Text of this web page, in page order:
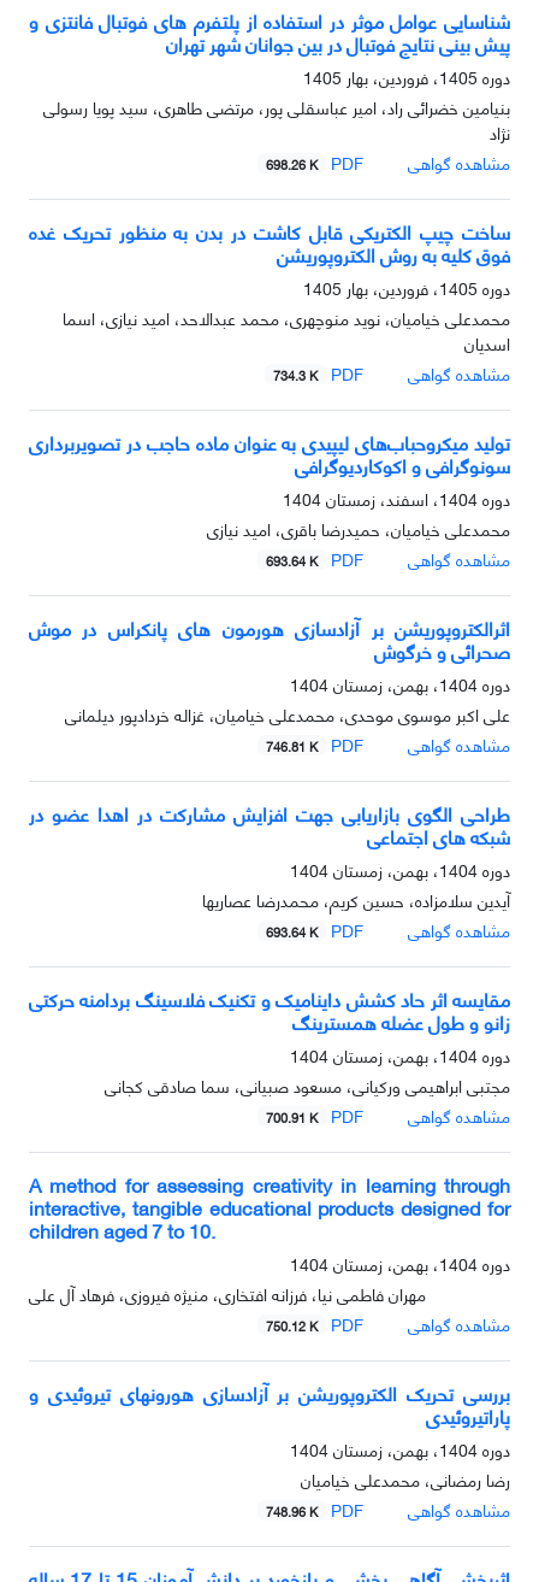
شناسایی عوامل موثر در استفاده از پلتفرم های فوتبال فانتزی و
پیش بینی نتایج فوتبال در بین جوانان شهر تهران
دوره 1405، فروردین، بهار 1405
بنیامین خضرائی راد، امیر عباسقلی پور، مرتضی طاهری، سید پویا رسولی
نژاد
مشاهده گواهی
PDF
698.26 K
ساخت چیپ الکتریکی قابل کاشت در بدن به منظور تحریک غده
فوق کلیه به روش الکتروپوریشن
دوره 1405، فروردین، بهار 1405
محمدعلی خیامیان، نوید منوچهری، محمد عبدالاحد، امید نیازی، اسما
اسدیان
مشاهده گواهی
PDF
734.3 K
تولید میکروحباب‌های لیپیدی به عنوان ماده حاجب در تصویربرداری
سونوگرافی و اکوکاردیوگرافی
دوره 1404، اسفند، زمستان 1404
محمدعلی خیامیان، حمیدرضا باقری، امید نیازی
مشاهده گواهی
PDF
693.64 K
اثرالکتروپوریشن بر آزادسازی هورمون های پانکراس در موش
صحرائی و خرگوش
دوره 1404، بهمن، زمستان 1404
علی اکبر موسوی موحدی، محمدعلی خیامیان، غزاله خردادپور دیلمانی
مشاهده گواهی
PDF
746.81 K
طراحی الگوی بازاریابی جهت افزایش مشارکت در اهدا عضو در
شبکه های اجتماعی
دوره 1404، بهمن، زمستان 1404
آیدین سلامزاده، حسین کریم، محمدرضا عصاریها
مشاهده گواهی
PDF
693.64 K
مقایسه اثر حاد کشش داینامیک و تکنیک فلاسینگ بردامنه حرکتی
زانو و طول عضله همسترینگ
دوره 1404، بهمن، زمستان 1404
مجتبی ابراهیمی ورکیانی، مسعود صبیانی، سما صادقی کجانی
مشاهده گواهی
PDF
700.91 K
A method for assessing creativity in learning through
interactive, tangible educational products designed for
children aged 7 to 10.
دوره 1404، بهمن، زمستان 1404
مهران فاطمی نیا، فرزانه افتخاری، منیژه فیروزی، فرهاد آل علی
مشاهده گواهی
PDF
750.12 K
بررسی تحریک الکتروپوریشن بر آزادسازی هورونهای تیروئیدی و
پاراتیروئیدی
دوره 1404، بهمن، زمستان 1404
رضا رمضانی، محمدعلی خیامیان
مشاهده گواهی
PDF
748.96 K